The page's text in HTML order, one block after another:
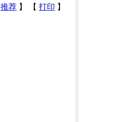
推荐 】 【 打印 】